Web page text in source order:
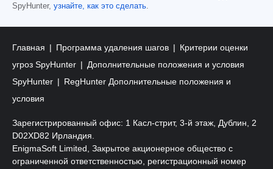
SpyHunter, узнайте, как это сделать
Главная Программа удаления шагов
Критерии оценки
угроз SpyHunter
Дополнительные положения и условия
SpyHunter
RegHunter Дополнительные положения и
условия
Зарегистрированный офис: 1 Касл-стрит, 3-й этаж, Дублин, 2
D02XD82 Ирландия.
EnigmaSoft Limited, Закрытое акционерное общество с
ограниченной ответственностью, регистрационный номер